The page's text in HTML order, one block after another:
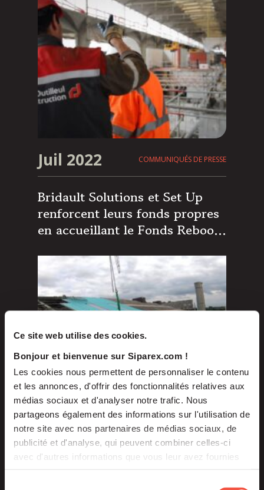
Ce site web utilise des cookies.
Bonjour et bienvenue sur Siparex.com !
Les cookies nous permettent de personnaliser le contenu
et les annonces, d'offrir des fonctionnalités relatives aux
médias sociaux et d'analyser notre trafic. Nous
partageons également des informations sur l'utilisation de
notre site avec nos partenaires de médias sociaux, de
publicité et d'analyse, qui peuvent combiner celles-ci
avec d'autres informations que vous leur avez fournies
transition écologique
Juil 2022 COMMUNIQUÉS DE PRESSE
Bridault Solutions et Set Up
renforcent leurs fonds propres
en accueillant le Fonds Reboost
Mai 2022 COMMUNIQUÉS DE PRESSE
Groupe Orion, leader sur le